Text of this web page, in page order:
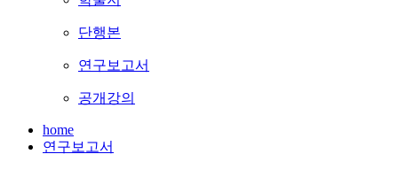
단행본
연구보고서
공개강의
home
연구보고서